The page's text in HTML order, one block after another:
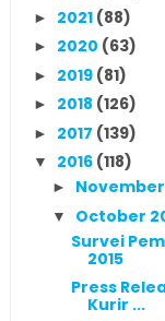
► 2021 (88)
► 2020 (63)
► 2019 (81)
► 2018 (126)
► 2017 (139)
▼ 2016 (118)
► November
▼ October
Survei
2015
Press
Kurir ...